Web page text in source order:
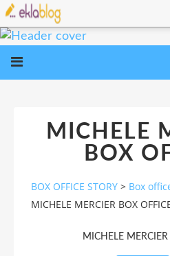
MICHELE
BOX
BOX OFFICE STORY > Box
MICHELE MERCIER BOX
MICHELE